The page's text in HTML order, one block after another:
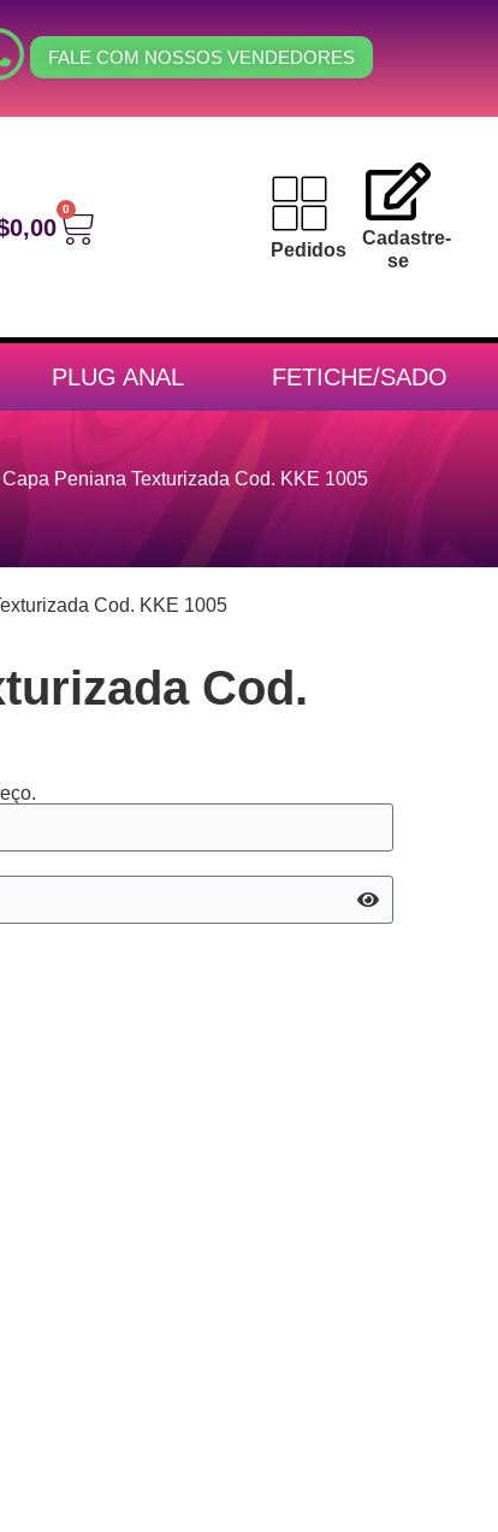
FALE COM NOSSOS VENDEDORES
0,00
0
Pedidos
Cadastre-
se
PLUG ANAL FETICHE/SADO
Capa Peniana Texturizada Cod. KKE 1005
Cod. KKE 1005
Cod.